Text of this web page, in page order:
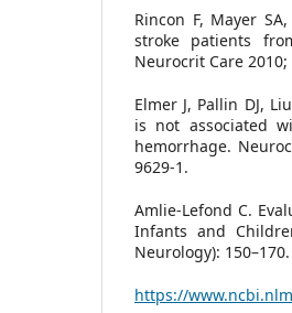
Rincon F, Mayer
stroke patients
Neurocrit Care 2010;
Elmer J, Pallin DJ,
is not associated
hemorrhage.
9629-1.
Amlie-Lefond C.
Infants and
Neurology): 150–170.
https://